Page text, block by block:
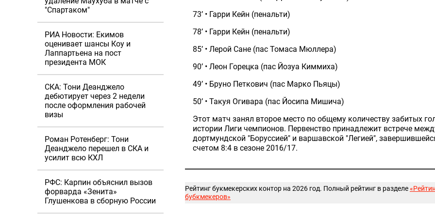
"Спартаком"
РИА Новости: Екимов
оценивает шансы Коу и
Лаппартьена на пост
президента МОК
СКА: Тони Деанджело
дебютирует через 2 недели
после оформления рабочей
визы
Роман Ротенберг: Тони
Деанджело перешел в СКА и
усилит всю КХЛ
РФС: Карпин объяснил вызов
форварда «Зенита»
Глушенкова в сборную России
73’ • Гарри Кейн (пенальти)
78’ • Гарри Кейн (пенальти)
85’ • Лерой Сане (пас Томаса Мюллера)
90’ • Леон Горецка (пас Йозуа Киммиха)
49’ • Бруно Петкович (пас Марко Пьяцы)
50’ • Такуя Огивара (пас Йосипа Мишича)
Этот матч занял второе место по общему количеству забитых
истории Лиги чемпионов. Первенство принадлежит встрече
дортмундской "Боруссией" и варшавской "Легией",
счетом 8:4 в сезоне 2016/17.
Рейтинг букмекерских контор на 2026 год. Полный рейтинг в разделе
бубкмекеров»